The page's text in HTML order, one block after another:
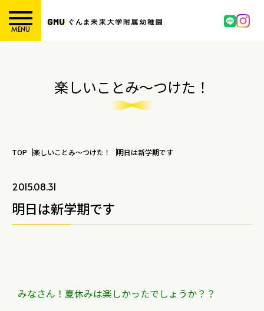
MENU
楽しいことみ～つけた！
TOP 楽しいことみ～つけた！ 明日は新学期です
2015.08.31
明日は新学期です
みなさん！夏休みは楽しかったでしょうか？？